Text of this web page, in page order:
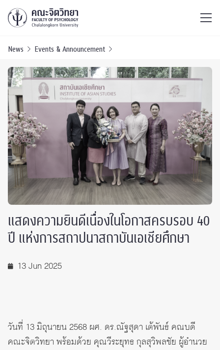
News Events & Announcement
แสดงความยินดีเนื่องในโอกาสครบรอบ 40
ปี แห่งการสถาปนาสถาบันเอเชียศึกษา
13 Jun 2025
วันที่ 13 มิถุนายน 2568 ผศ. ดร.ณัฐสุดา เต้พันธ์ คณบดี
คณะจิตวิทยา พร้อมด้วย คุณวีระยุทธ กุลสุวิพลชัย ผู้อำนวย